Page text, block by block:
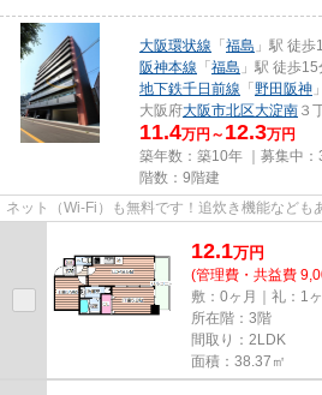
大阪環状線 「 福島 」駅 徒歩
阪神本線 「 福島 」駅 徒歩15
地下鉄千日前線 「 野田阪神
大阪府大阪市北区大淀南 ３
11.4万円～ 12.3万円
築年数：築10年 ｜募集中：
階数：9階建
ネット（Wi‐Fi）も無料です！追炊き機能なども
12.1万円
(管理費・共益費
敷：0ヶ月｜礼：1
所在階：3階
間取り：2LDK
面積：38.37㎡